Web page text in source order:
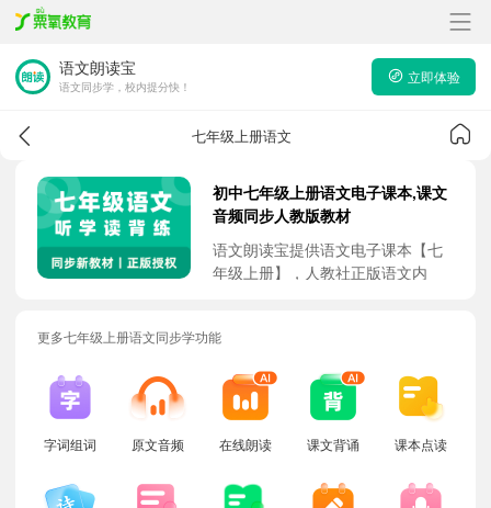
语文朗读宝
语文同步学，校内提分快！
立即体验
七年级上册语文
初中七年级上册语文电子课本,课文
音频同步人教版教材
语文朗读宝提供语文电子课本【七
年级上册】，人教社正版语文内
课本，快速提升校内竞争力。
更多七年级上册语文同步学功能
字词组词 原文音频 在线朗读 课文背诵 课本点读